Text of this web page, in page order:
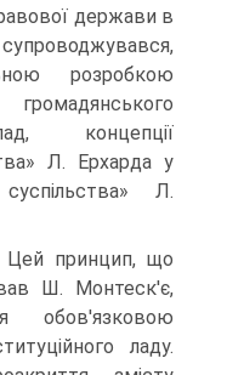
держави в
супроводжувався,
розробкою
концепції
Л. Ерхарда у
Л.
Цей принцип, що
Ш. Монтеск'є,
обов'язковою
ладу.